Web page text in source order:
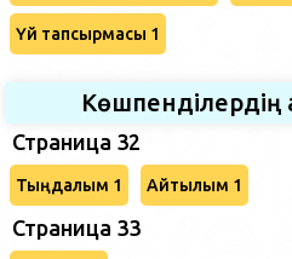
Үй тапсырмасы 1
Көшпенділердің
Страница 32
Тыңдалым 1 Айтылым 1
Страница 33